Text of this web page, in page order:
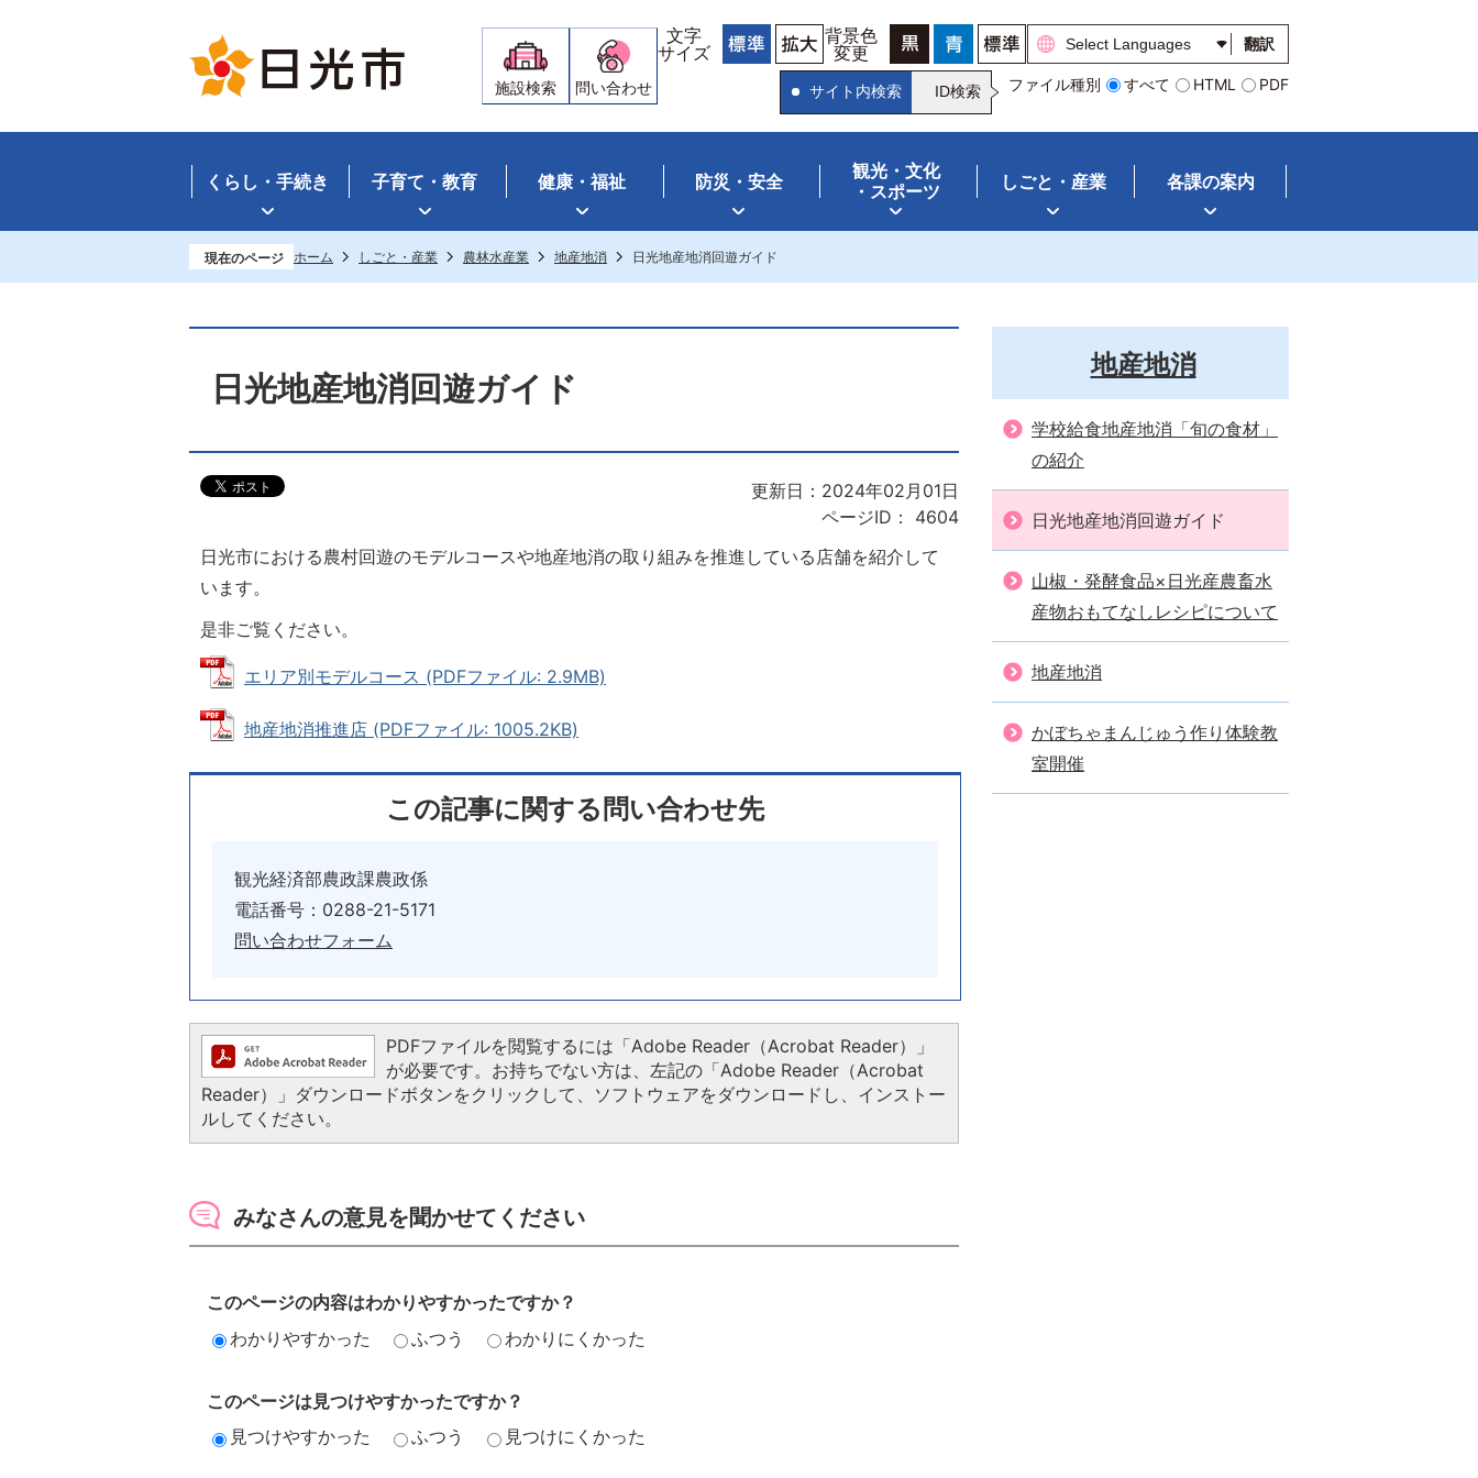
施設検索 問い合わせ
文字
サイズ
背景色
変更
翻訳
サイト内検索 ID検索 ファイル種別 すべて HTML PDF
くらし・手続き 子育て・教育 健康・福祉 防災・安全
観光・文化
・スポーツ
しごと・産業 各課の案内
現在のページ ホーム しごと・産業 農林水産業 地産地消 日光地産地消回遊ガイド
日光地産地消回遊ガイド
更新日：2024年02月01日
ページID：
4604
日光市における農村回遊のモデルコースや地産地消の取り組みを推進している店舗を紹介して
います。
是非ご覧ください。
エリア別モデルコース (PDFファイル: 2.9MB)
地産地消推進店 (PDFファイル: 1005.2KB)
この記事に関する問い合わせ先
観光経済部農政課農政係
電話番号：0288-21-5171
問い合わせフォーム
PDFファイルを閲覧するには「Adobe Reader（Acrobat Reader）」
が必要です。お持ちでない方は、左記の「Adobe Reader（Acrobat
Reader）」ダウンロードボタンをクリックして、ソフトウェアをダウンロードし、インストー
ルしてください。
みなさんの意見を聞かせてください
このページの内容はわかりやすかったですか？
わかりやすかった
ふつう わかりにくかった
このページは見つけやすかったですか？
見つけやすかった
ふつう 見つけにくかった
地産地消
学校給食地産地消「旬の食材」
の紹介
日光地産地消回遊ガイド
山椒・発酵食品×日光産農畜水
産物おもてなしレシピについて
地産地消
かぼちゃまんじゅう作り体験教
室開催